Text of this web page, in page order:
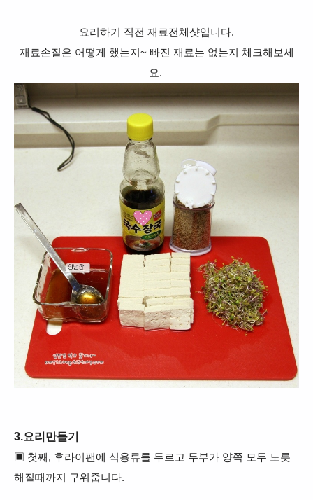
요리하기 직전 재료전체샷입니다.
재료손질은 어떻게 했는지~ 빠진 재료는 없는지 체크해보세
요.
3.요리만들기
▣ 첫째, 후라이팬에 식용류를 두르고 두부가 양쪽 모두 노릇
해질때까지 구워줍니다.